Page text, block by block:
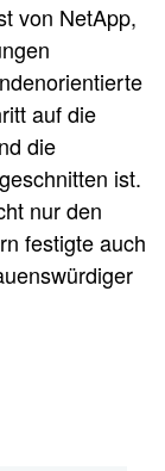
von NetApp,
auf die
die
ist.
nur den
festigte auch